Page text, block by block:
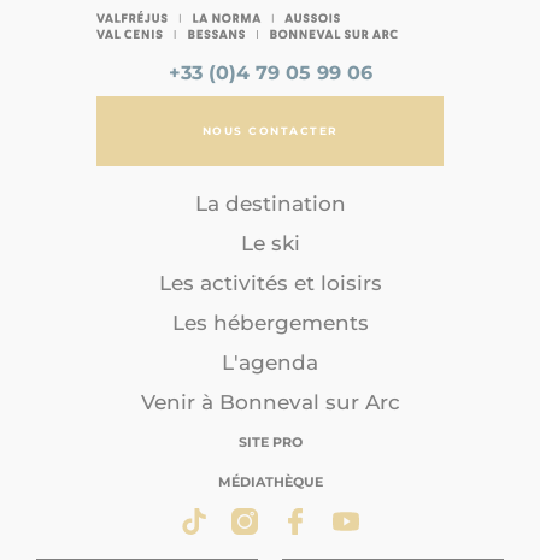
+33 (0)4 79 05 99 06
NOUS CONTACTER
La destination
Le ski
Les activités et loisirs
Les hébergements
L'agenda
Venir à Bonneval sur Arc
SITE PRO
MÉDIATHÈQUE